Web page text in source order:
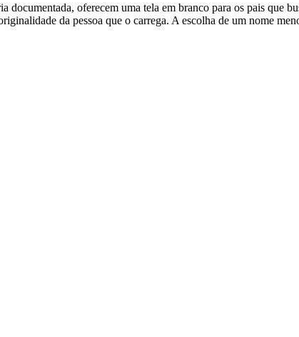
oferecem uma tela em branco para os pais que
da pessoa que o carrega. A escolha de um nome